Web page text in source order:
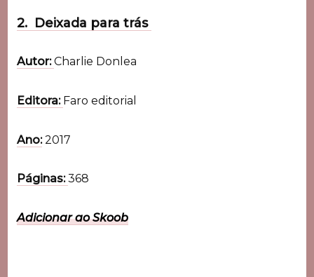
2. Deixada para trás
Autor:Charlie Donlea
Editora: Faro editorial
Ano:2017
Páginas:368
Adicionar ao Skoob